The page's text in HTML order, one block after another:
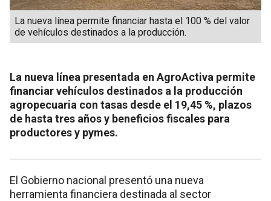
La nueva línea permite financiar hasta el 100 % del valor
de vehículos destinados a la producción.
La nueva línea presentada en AgroActiva permite
financiar vehículos destinados a la producción
agropecuaria con tasas desde el 19,45 %, plazos
de hasta tres años y beneficios fiscales para
productores y pymes.
El Gobierno nacional presentó una nueva
herramienta financiera destinada al sector